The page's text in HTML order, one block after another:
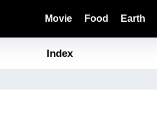
Movie Food Earth
Index